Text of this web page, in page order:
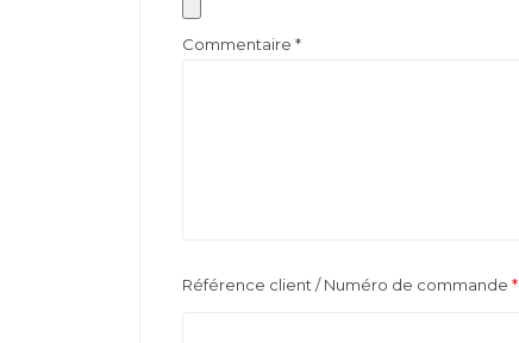
Commentaire *
Référence client / Numéro de commande *